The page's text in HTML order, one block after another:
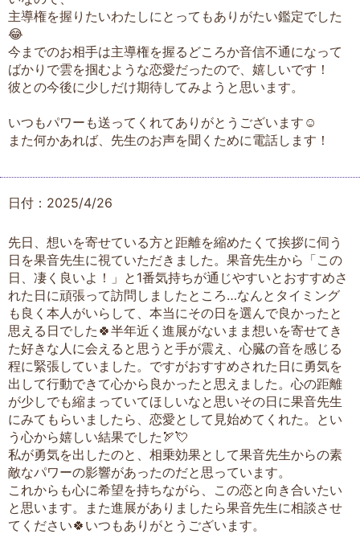
主導権を握りたいわたしにとってもありがたい鑑定でした
😂
今までのお相手は主導権を握るどころか音信不通になって
ばかりで雲を掴むような恋愛だったので、嬉しいです！
彼との今後に少しだけ期待してみようと思います。
いつもパワーも送ってくれてありがとうございます☺️
また何かあれば、先生のお声を聞くために電話します！
日付：2025/4/26
先日、想いを寄せている方と距離を縮めたくて挨拶に伺う
日を果音先生に視ていただきました。果音先生から「この
日、凄く良いよ！」と1番気持ちが通じやすいとおすすめさ
れた日に頑張って訪問しましたところ…なんとタイミング
も良く本人がいらして、本当にその日を選んで良かったと
思える日でした🍀半年近く進展がないまま想いを寄せてき
た好きな人に会えると思うと手が震え、心臓の音を感じる
程に緊張していました。ですがおすすめされた日に勇気を
出して行動できて心から良かったと思えました。心の距離
が少しでも縮まっていてほしいなと思いその日に果音先生
にみてもらいましたら、恋愛として見始めてくれた。とい
う心から嬉しい結果でした🏹💘
私が勇気を出したのと、相乗効果として果音先生からの素
敵なパワーの影響があったのだと思っています。
これからも心に希望を持ちながら、この恋と向き合いたい
と思います。また進展がありましたら果音先生に相談させ
てください🍀いつもありがとうございます。